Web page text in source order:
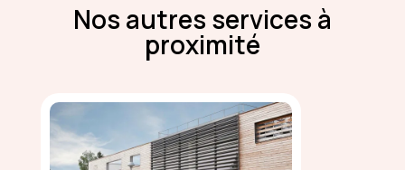
Nos autres services à
proximité